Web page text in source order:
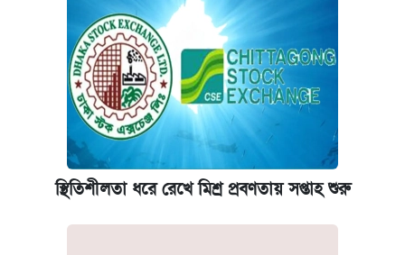
স্থিতিশীলতা ধরে রেখে মিশ্র প্রবণতায় সপ্তাহ শুরু